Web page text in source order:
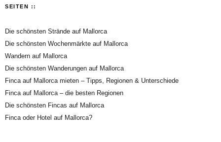
SEITEN ::
Die schönsten Strände auf Mallorca
Die schönsten Wochenmärkte auf Mallorca
Wandern auf Mallorca
Die schönsten Wanderungen auf Mallorca
Finca auf Mallorca mieten – Tipps, Regionen & Unterschiede
Finca auf Mallorca – die besten Regionen
Die schönsten Fincas auf Mallorca
Finca oder Hotel auf Mallorca?